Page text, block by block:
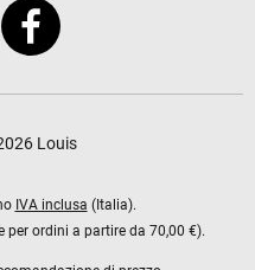
Louis
IVA inclusa (Italia).
per ordini a partire da 70,00 €).